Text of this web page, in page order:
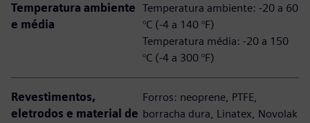
Temperatura ambiente
e média
Temperatura ambiente: -20 a 60
°C (-4 a 140 °F)
Temperatura média: -20 a 150
°C (-4 a 300 °F)
Revestimentos,
eletrodos e material de
Forros: neoprene, PTFE,
borracha dura, Linatex, Novolak